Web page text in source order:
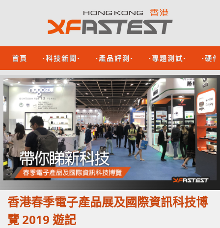
首頁 -科技新聞- -產品評測- -專題測試- -硬
香港春季電子產品展及國際資訊科技博
覽 2019 遊記